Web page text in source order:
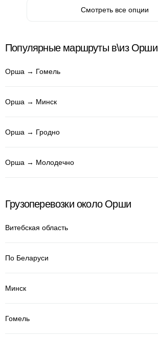
Смотреть все опции
Популярные маршруты в\из Орши
Орша → Гомель
Орша → Минск
Орша → Гродно
Орша → Молодечно
Грузоперевозки около Орши
Витебская область
По Беларуси
Минск
Гомель